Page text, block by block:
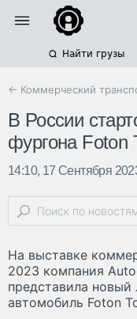
Найти грузы
← Коммерческий
В России
фургона Foton
14:10, 17 Сентября
На выставке
2023 компания
представила
автомобиль Foton